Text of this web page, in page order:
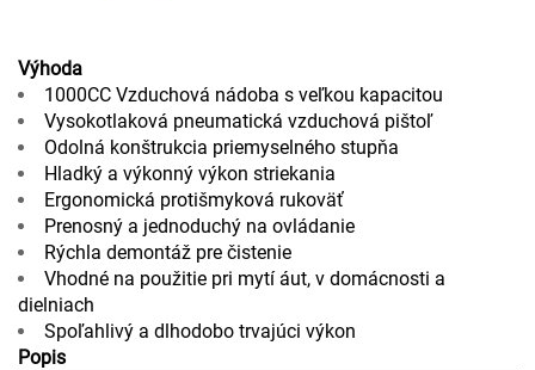
Výhoda
1000CC Vzduchová nádoba s veľkou kapacitou
Vysokotlaková pneumatická vzduchová pištoľ
Odolná konštrukcia priemyselného stupňa
Hladký a výkonný výkon striekania
Ergonomická protišmyková rukoväť
Prenosný a jednoduchý na ovládanie
Rýchla demontáž pre čistenie
Vhodné na použitie pri mytí áut, v domácnosti a
dielniach
Spoľahlivý a dlhodobo trvajúci výkon
Popis